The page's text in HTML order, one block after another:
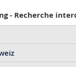
- Recherche
et